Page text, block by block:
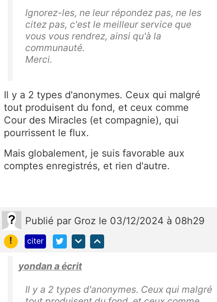
Ignorez-les, ne leur répondez pas, ne les
citez pas, c'est le meilleur service que
vous vous rendrez, ainsi qu'à la
communauté.
Merci.
Il y a 2 types d'anonymes. Ceux qui malgré
tout produisent du fond, et ceux comme
Cour des Miracles (et compagnie), qui
pourrissent le flux.
Mais globalement, je suis favorable aux
comptes enregistrés, et rien d'autre.
Publié par Groz le 03/12/2024 à 08h29
!
citer
yondan a écrit
Il y a 2 types d'anonymes. Ceux qui malgré